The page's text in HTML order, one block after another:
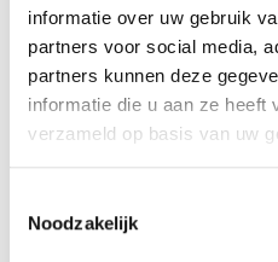
informatie over uw gebruik
partners voor social media,
partners kunnen deze
informatie die u aan ze heeft
verzameld op basis van uw
Noodzakelijk
draagcomfort. De oordoppen
maken en kunnen tot 100
meegeleverde opbergdoosje
proper opbergen.